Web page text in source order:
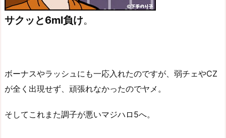
サクッと6ml負け。
ボーナスやラッシュにも一応入れたのですが、弱チェやCZ
が全く出現せず、頑張れなかったのでヤメ。
そしてこれまた調子が悪いマジハロ5へ。